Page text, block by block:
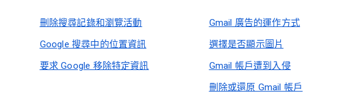
刪除搜尋記錄和瀏覽活動
Google 搜尋中的位置資訊
要求 Google 移除特定資訊
Gmail 廣告的運作方式
選擇是否顯示圖片
Gmail 帳戶遭到入侵
刪除或還原 Gmail 帳戶